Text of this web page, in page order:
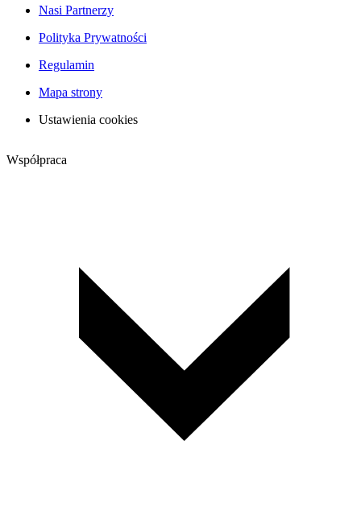
Nasi Partnerzy
Polityka Prywatności
Regulamin
Mapa strony
Ustawienia cookies
Współpraca